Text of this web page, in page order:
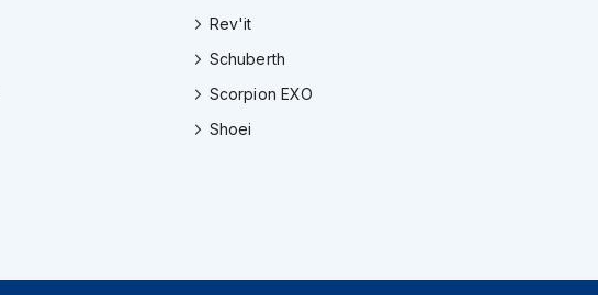
Rev'it
Schuberth
Scorpion EXO
Shoei